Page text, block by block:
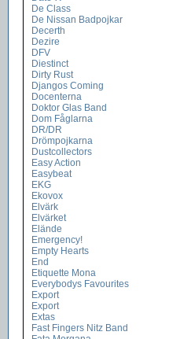
De Class
De Nissan Badpojkar
Decerth
Dezire
DFV
Diestinct
Dirty Rust
Djangos Coming
Docenterna
Doktor Glas Band
Dom Fåglarna
DR/DR
Drömpojkarna
Dustcollectors
Easy Action
Easybeat
EKG
Ekovox
Elvärk
Elvärket
Elände
Emergency!
Empty Hearts
End
Etiquette Mona
Everybodys Favourites
Export
Export
Extas
Fast Fingers Nitz Band